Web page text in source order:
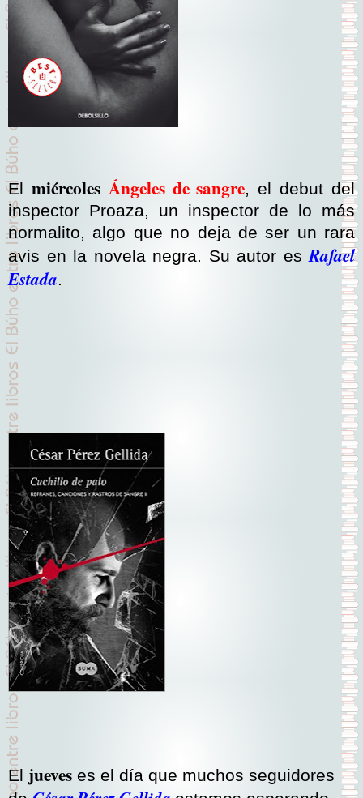
El miércoles Ángeles de sangre, el debut del
inspector Proaza, un inspector de lo más
normalito, algo que no deja de ser un rara
avis en la novela negra. Su autor esRafael
Estada.
El jueves es el día que muchos seguidores